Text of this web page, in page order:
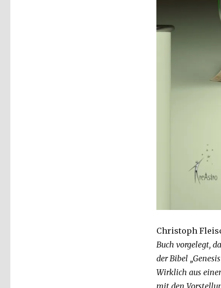
Christoph
Buch vorgelegt,
der Bibel
Wirklich aus